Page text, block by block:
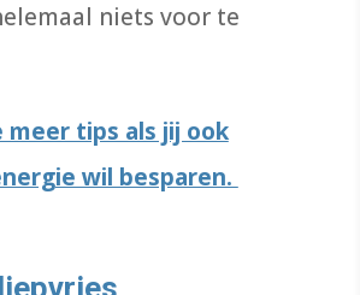
niets voor te
meer tips als jij ook
wil besparen.